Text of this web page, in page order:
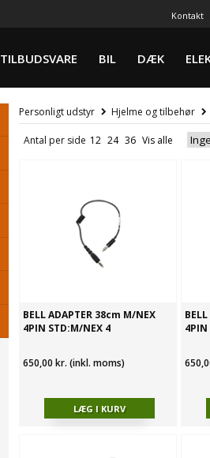
Kontakt
TILBUDSVARE BIL DÆK
Personligt udstyr Hjelme og tilbehør
Antal per side
BELL ADAPTER 38cm M/NEX
4PIN STD:M/NEX 4
650,00 kr. (inkl. moms)
4PIN